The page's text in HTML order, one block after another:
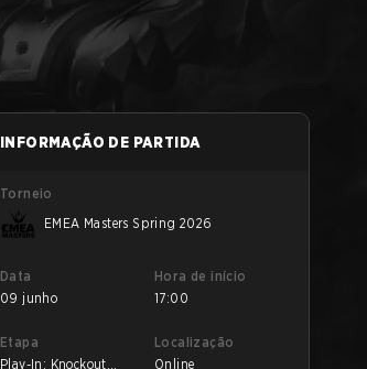
INFORMAÇÃO DE PARTIDA
Torneio
EMEA Masters Spring 2026
Data
09 junho
Hora de início
17:00
Etapa
Play-In: Knockout
Localização
Online